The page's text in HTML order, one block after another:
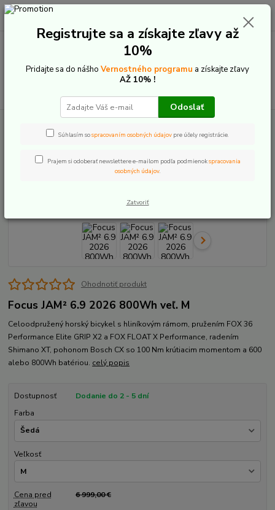
+421 907 20 22 33
0,00 €
Focus JAM² 6.9 2026 800Wh
Ohodnotiť produkt
Focus JAM² 6.9 2026 800Wh veľ. M
Celoodpružený horský bicykel s hliníkovým rámom, pružením FOX 36
Performance Elite GRIP X2 a FOX FLOAT X Performance, radením
Shimano XT, pohonom Bosch CX so 100 Nm krútiacim momentom a 600
alebo 800Wh batériou. celý popis
Dostupnosť
Dodanie do 2 - 5 dní
Farba
Veľkosť
Cena pred
zľavou
6 999,00 €
Registrujte sa a získajte zľavy až
10%
Pridajte sa do nášho Vernostného programu a získajte zľavy
AŽ 10% !
Odoslať
Súhlasím sospracovaním osobných údajov pre účely registrácie.
Prajem si odoberať newslettere e-mailom podľa podmienokspracovania
osobných údajov.
Zatvoriť